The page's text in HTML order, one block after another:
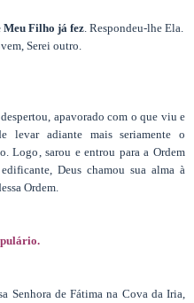
Meu Filho já fez . Respondeu-lhe Ela.
Serei outro.
apavorado com o que viu e
levar adiante mais seriamente o
Logo, sarou e entrou para a Ordem
Deus chamou sua alma à
Ordem.
Senhora de Fátima na Cova da Iria,